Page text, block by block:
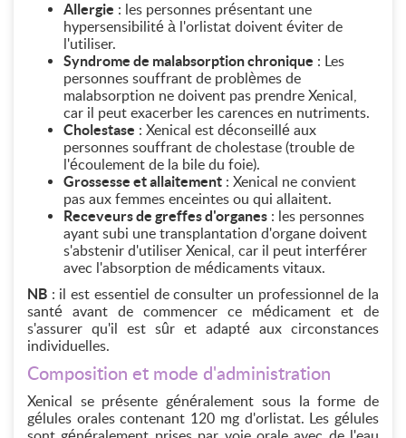
Allergie : les personnes présentant une
hypersensibilité à l'orlistat doivent éviter de
l'utiliser.
Syndrome de malabsorption chronique : Les
personnes souffrant de problèmes de
malabsorption ne doivent pas prendre Xenical,
car il peut exacerber les carences en nutriments.
Cholestase : Xenical est déconseillé aux
personnes souffrant de cholestase (trouble de
l'écoulement de la bile du foie).
Grossesse et allaitement : Xenical ne convient
pas aux femmes enceintes ou qui allaitent.
Receveurs de greffes d'organes : les personnes
ayant subi une transplantation d'organe doivent
s'abstenir d'utiliser Xenical, car il peut interférer
avec l'absorption de médicaments vitaux.
NB : il est essentiel de consulter un professionnel de la
santé avant de commencer ce médicament et de
s'assurer qu'il est sûr et adapté aux circonstances
individuelles.
Composition et mode d'administration
Xenical se présente généralement sous la forme de
gélules orales contenant 120 mg d'orlistat. Les gélules